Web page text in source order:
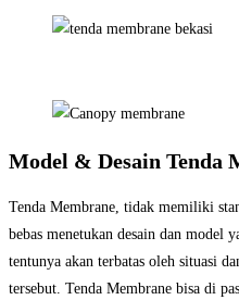
Model & Desain Tenda
Tenda Membrane, tidak memiliki
bebas menetukan desain dan model
tentunya akan terbatas oleh situasi
tersebut. Tenda Membrane bisa di